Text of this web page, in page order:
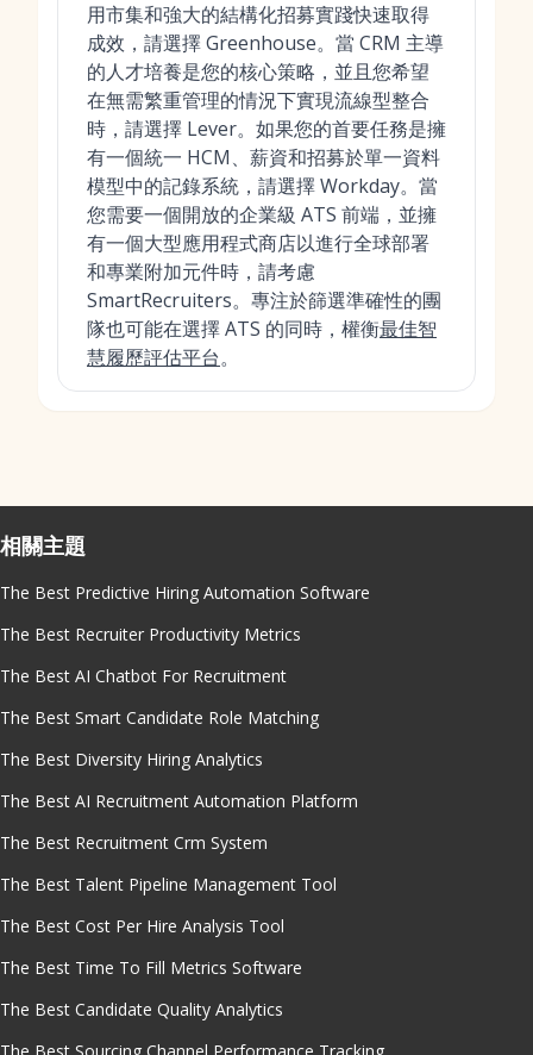
用市集和強大的結構化招募實踐快速取得
成效，請選擇 Greenhouse。當 CRM 主導
的人才培養是您的核心策略，並且您希望
在無需繁重管理的情況下實現流線型整合
時，請選擇 Lever。如果您的首要任務是擁
有一個統一 HCM、薪資和招募於單一資料
模型中的記錄系統，請選擇 Workday。當
您需要一個開放的企業級 ATS 前端，並擁
有一個大型應用程式商店以進行全球部署
和專業附加元件時，請考慮
SmartRecruiters。專注於篩選準確性的團
隊也可能在選擇 ATS 的同時，權衡最佳智
慧履歷評估平台。
相關主題
The Best Predictive Hiring Automation Software
The Best Recruiter Productivity Metrics
The Best AI Chatbot For Recruitment
The Best Smart Candidate Role Matching
The Best Diversity Hiring Analytics
The Best AI Recruitment Automation Platform
The Best Recruitment Crm System
The Best Talent Pipeline Management Tool
The Best Cost Per Hire Analysis Tool
The Best Time To Fill Metrics Software
The Best Candidate Quality Analytics